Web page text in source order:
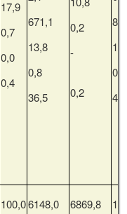
17,9
0,7
0,0
0,4
671,1
13,8
0,8
36,5
0,2
-
0,2
0,8
100,06148,0 6869,8